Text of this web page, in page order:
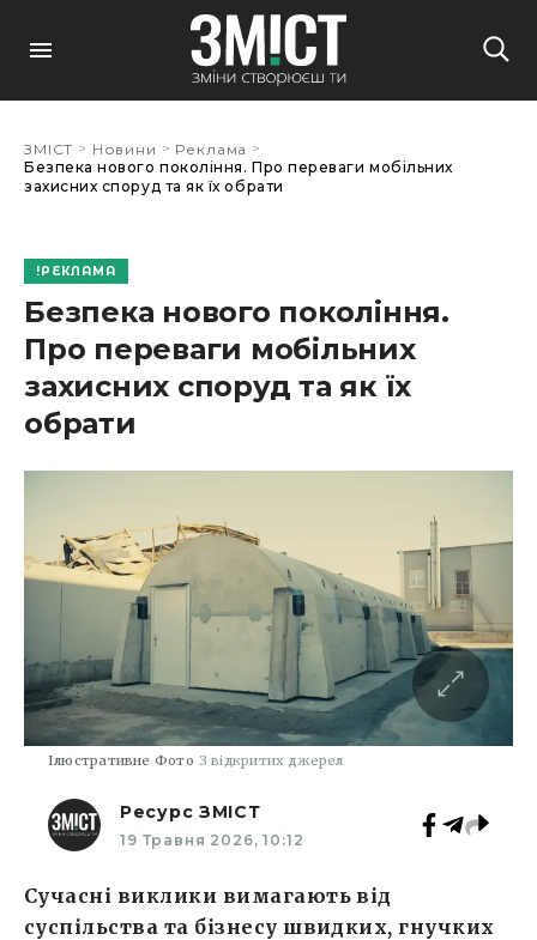
ЗМІСТ > Новини > Реклама >
Безпека нового покоління. Про переваги мобільних
захисних споруд та як їх обрати
РЕКЛАМА
Безпека нового покоління.
Про переваги мобільних
захисних споруд та як їх
обрати
Ілюстративне Фото З відкритих джерел
Ресурс ЗМІСТ
19 Травня 2026, 10:12
Сучасні виклики вимагають від
суспільства та бізнесу швидких, гнучких